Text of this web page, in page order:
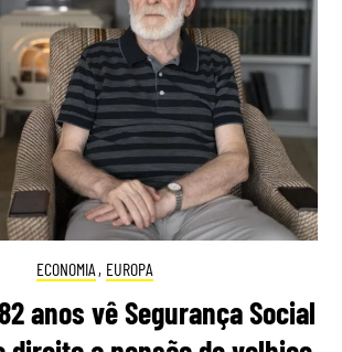
ECONOMIA , EUROPA
anos vê Segurança Social